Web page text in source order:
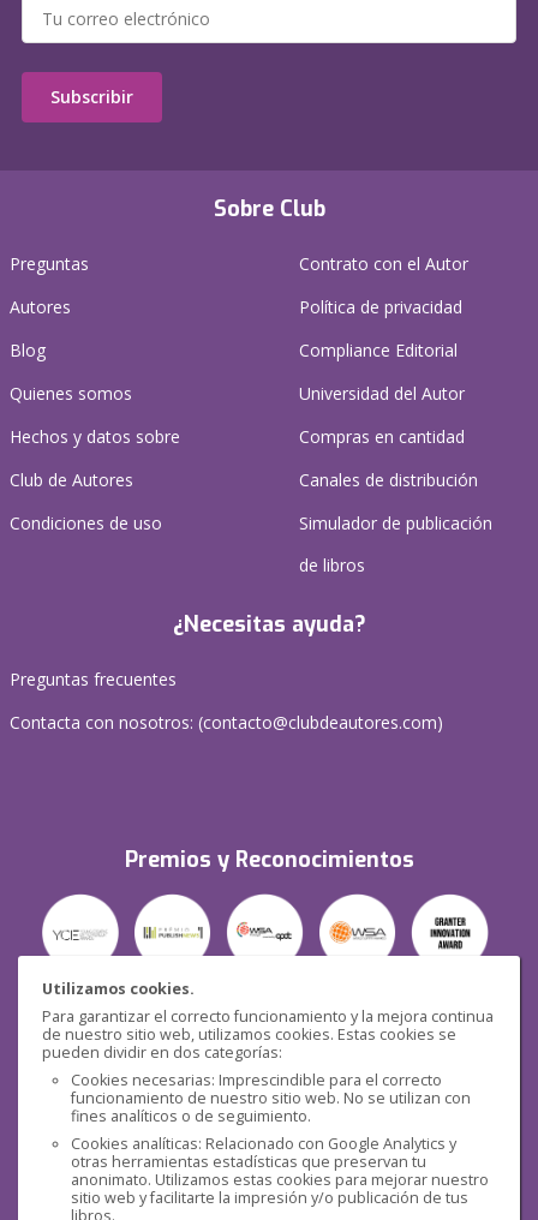
Utilizamos cookies.
Para garantizar el correcto funcionamiento y la mejora continua
de nuestro sitio web, utilizamos cookies. Estas cookies se
pueden dividir en dos categorías:
Cookies necesarias: Imprescindible para el correcto
funcionamiento de nuestro sitio web. No se utilizan con
fines analíticos o de seguimiento.
Cookies analíticas: Relacionado con Google Analytics y
otras herramientas estadísticas que preservan tu
anonimato. Utilizamos estas cookies para mejorar nuestro
sitio web y facilitarte la impresión y/o publicación de tus
libros.
Sobre Club
Preguntas
Autores
Blog
Quienes somos
Hechos y datos sobre
Club de Autores
Condiciones de uso
Contrato con el Autor
Política de privacidad
Compliance Editorial
Universidad del Autor
Compras en cantidad
Canales de distribución
Simulador de publicación
de libros
¿Necesitas ayuda?
Preguntas frecuentes
Contacta con nosotros: (contacto@clubdeautores.com)
Premios y Reconocimientos
Seguridad
Redes sociales
Subscribir